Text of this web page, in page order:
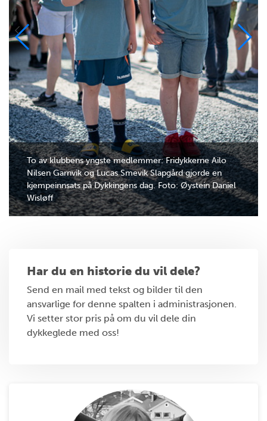
To av klubbens yngste medlemmer: Fridykkerne Ailo
Nilsen Garnvik og Lucas Smevik Slapgård gjorde en
kjempeinnsats på Dykkingens dag. Foto: Øystein Daniel
Wisløff
Har du en historie du vil dele?
Send en mail med tekst og bilder til den
ansvarlige for denne spalten i administrasjonen.
Vi setter stor pris på om du vil dele din
dykkeglede med oss!